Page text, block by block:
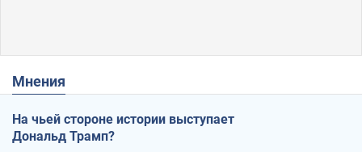
Мнения
На чьей стороне истории выступает
Дональд Трамп?